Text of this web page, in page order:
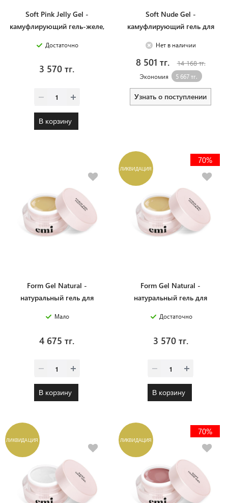
Soft Pink Jelly Gel -
камуфлирующий гель-желе,
Достаточно
3 570 тг.
В корзину
Soft Nude Gel -
камуфлирующий гель для
Нет в наличии
8 501 тг. 14 168 тг.
Экономия 5 667 тг.
Узнать о поступлении
Form Gel Natural -
натуральный гель для
Мало
4 675 тг.
В корзину
ЛИКВИДАЦИЯ
70%
Form Gel Natural -
натуральный гель для
Достаточно
3 570 тг.
В корзину
ЛИКВИДАЦИЯ ЛИКВИДАЦИЯ
70%